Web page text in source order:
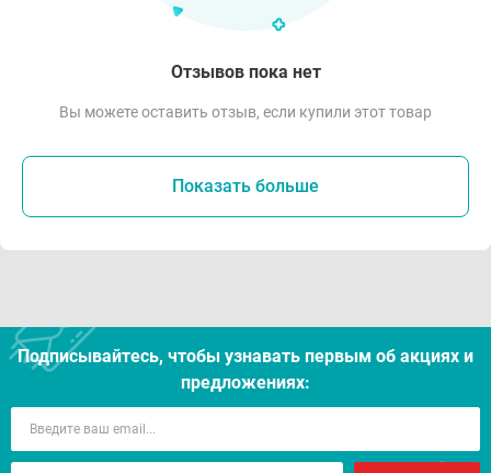
Отзывов пока нет
Вы можете оставить отзыв, если купили этот товар
Показать больше
Подписывайтесь, чтобы узнавать первым об акцияx и
предложениях: